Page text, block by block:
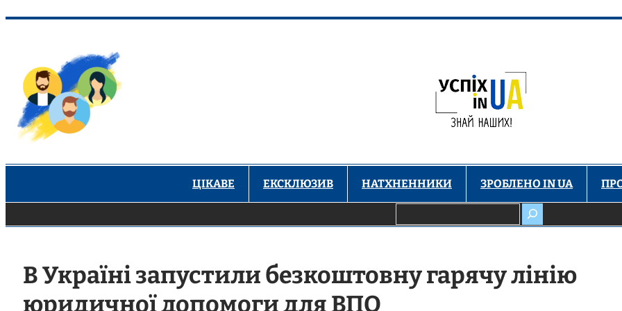
вмісту
ЦІКАВЕ ЕКСКЛЮЗИВ НАТХНЕННИКИ ЗРОБЛЕНО IN UA
В Україні запустили безкоштовну гарячу лінію
юридичної допомоги для ВПО